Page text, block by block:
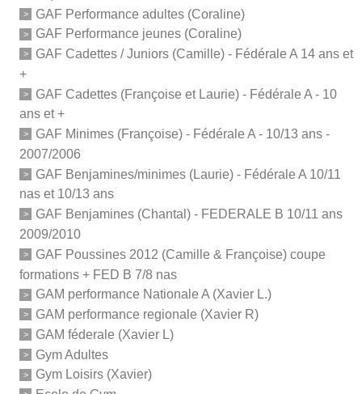
GAF Performance adultes (Coraline)
GAF Performance jeunes (Coraline)
GAF Cadettes / Juniors (Camille) - Fédérale A 14 ans et
+
GAF Cadettes (Françoise et Laurie) - Fédérale A - 10
ans et +
GAF Minimes (Françoise) - Fédérale A - 10/13 ans -
2007/2006
GAF Benjamines/minimes (Laurie) - Fédérale A 10/11
nas et 10/13 ans
GAF Benjamines (Chantal) - FEDERALE B 10/11 ans
2009/2010
GAF Poussines 2012 (Camille & Françoise) coupe
formations + FED B 7/8 nas
GAM performance Nationale A (Xavier L.)
GAM performance regionale (Xavier R)
GAM féderale (Xavier L)
Gym Adultes
Gym Loisirs (Xavier)